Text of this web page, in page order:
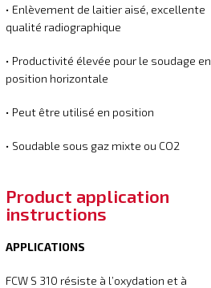
• Enlèvement de laitier aisé, excellente
qualité radiographique
• Productivité élevée pour le soudage en
position horizontale
• Peut être utilisé en position
• Soudable sous gaz mixte ou CO2
Product application
instructions
APPLICATIONS
FCW S 310 résiste à l’oxydation et à